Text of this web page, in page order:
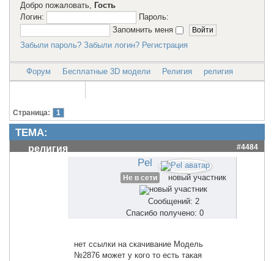
Добро пожаловать, Гость
Логин:
Пароль:
Запомнить меня
Забыли пароль? Забыли логин? Регистрация
Форум Бесплатные 3D модели Религия религия
Страница: 1
ТЕМА:
религия #4484
Pel
Не в сети новый участник
Сообщений: 2
Спасибо получено: 0
нет ссылки на скачивание Модель
№2876 может у кого то есть такая